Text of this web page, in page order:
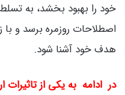
خود را بهبود بخشد، به تسلط
اصطلاحات روزمره برسد و با
هدف خود آشنا شود.
در ادامه به یکی از تاثیرات